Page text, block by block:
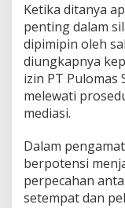
Ketika ditanya
penting dalam
dipimipin oleh
diungkapnya
izin PT Pulomas
melewati
mediasi.
Dalam
berpotensi
perpecahan
setempat dan